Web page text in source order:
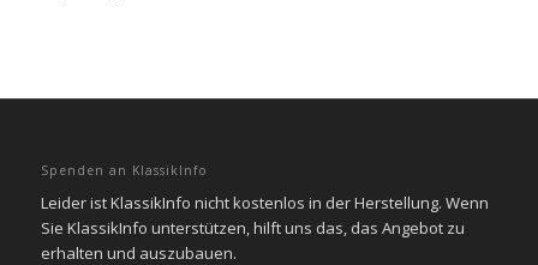
Spenden an KlassikInfo
Leider ist KlassikInfo nicht kostenlos in der Herstellung. Wenn
Sie KlassikInfo unterstützen, hilft uns das, das Angebot zu
erhalten und auszubauen.